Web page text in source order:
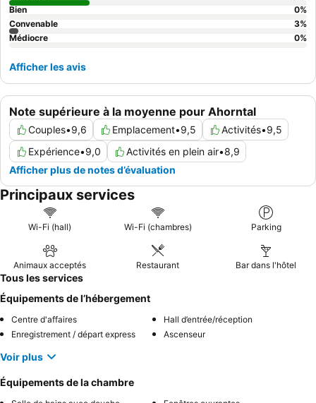
Note supérieure à la moyenne pour Ahorntal
Couples•9,6 Emplacement•9,5 Activités•9,5
Expérience•9,0 Activités en plein air•8,9
Afficher plus de notes d’évaluation
Bien
0%
Convenable
3%
Médiocre
0%
Afficher les avis
Principaux services
Wi-Fi (hall) Wi-Fi (chambres) Parking
Animaux acceptés Restaurant Bar dans l'hôtel
Tous les services
Équipements de l’hébergement
Centre d'affaires
Hall d’entrée/réception
Enregistrement / départ express
Ascenseur
Voir plus
Équipements de la chambre